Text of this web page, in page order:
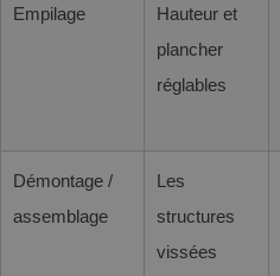
Empilage
Hauteur et
plancher
réglables
Démontage /
assemblage
Les
structures
vissées